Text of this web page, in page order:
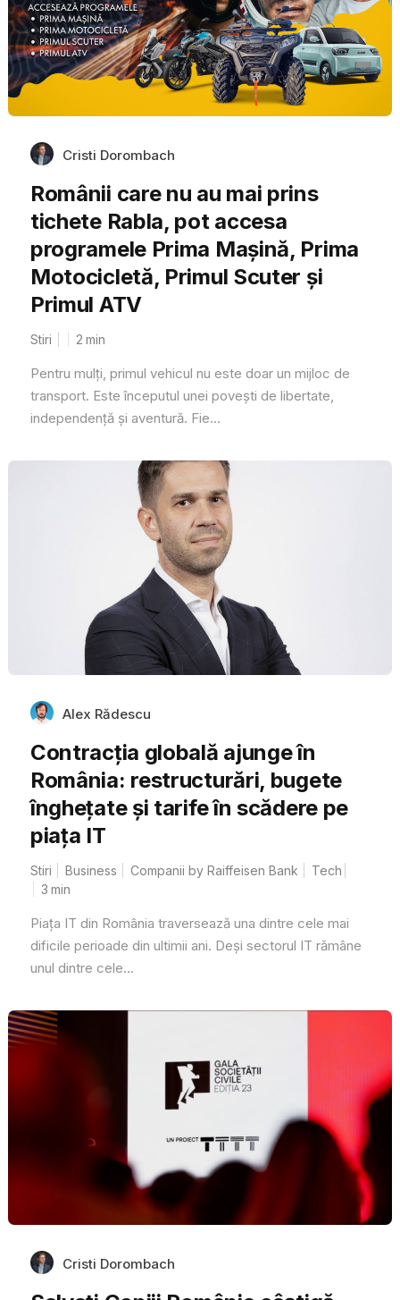
Cristi Dorombach
Românii care nu au mai prins
tichete Rabla, pot accesa
programele Prima Mașină, Prima
Motocicletă, Primul Scuter și
Primul ATV
Stiri 2 min
Pentru mulți, primul vehicul nu este doar un mijloc de
transport. Este începutul unei povești de libertate,
independență și aventură. Fie...
Alex Rădescu
Contracția globală ajunge în
România: restructurări, bugete
înghețate și tarife în scădere pe
piața IT
Stiri Business Companii by Raiffeisen Bank
Tech
3 min
Piața IT din România traversează una dintre cele mai
dificile perioade din ultimii ani. Deși sectorul IT rămâne
unul dintre cele...
Cristi Dorombach